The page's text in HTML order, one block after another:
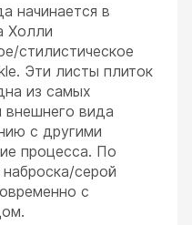
начинается в
Холли
стилистическое
Эти листы плиток
из самых
внешнего вида
с другими
процесса. По
серой
с